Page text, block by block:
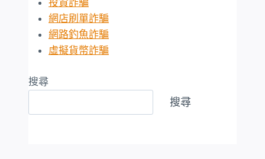
投資詐騙
網店刷單詐騙
網路釣魚詐騙
虛擬貨幣詐騙
搜尋
搜尋